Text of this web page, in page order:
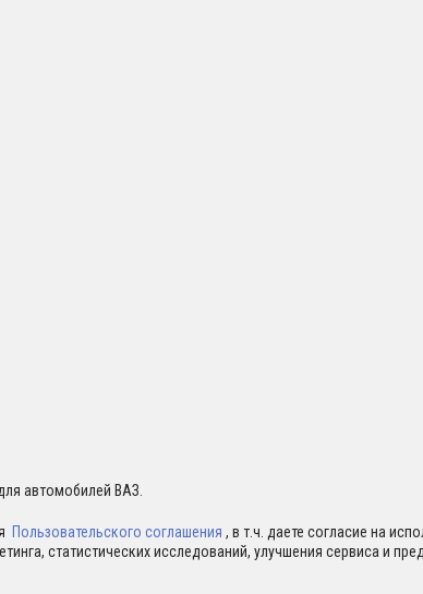
автомобилей ВАЗ.
Пользовательского соглашения , в т.ч. даете согласие на
статистических исследований, улучшения сервиса и